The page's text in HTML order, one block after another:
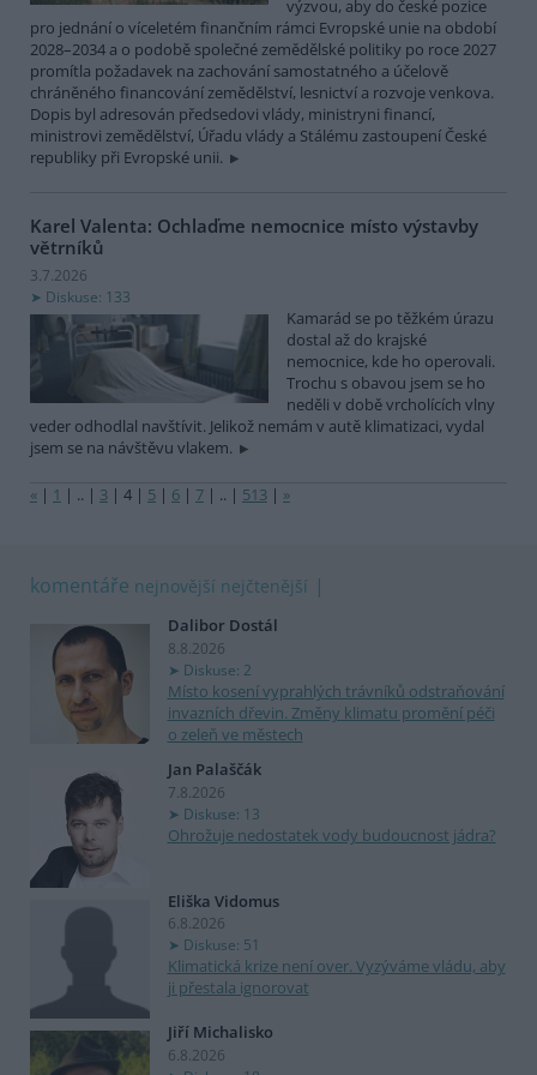
výzvou, aby do české pozice
pro jednání o víceletém finančním rámci Evropské unie na období
2028–2034 a o podobě společné zemědělské politiky po roce 2027
promítla požadavek na zachování samostatného a účelově
chráněného financování zemědělství, lesnictví a rozvoje venkova.
Dopis byl adresován předsedovi vlády, ministryni financí,
ministrovi zemědělství, Úřadu vlády a Stálému zastoupení České
republiky při Evropské unii.
Karel Valenta: Ochlaďme nemocnice místo výstavby
větrníků
3.7.2026
Diskuse: 133
Kamarád se po těžkém úrazu
dostal až do krajské
nemocnice, kde ho operovali.
Trochu s obavou jsem se ho
neděli v době vrcholících vlny
veder odhodlal navštívit. Jelikož nemám v autě klimatizaci, vydal
jsem se na návštěvu vlakem.
« | 1 | .. | 3 | 4 | 5 | 6 | 7 | .. | 513 | »
komentáře nejnovější nejčtenější
Dalibor Dostál
8.8.2026
Diskuse: 2
Místo kosení vyprahlých trávníků odstraňování
invazních dřevin. Změny klimatu promění péči
o zeleň ve městech
Jan Palaščák
7.8.2026
Diskuse: 13
Ohrožuje nedostatek vody budoucnost jádra?
Eliška Vidomus
6.8.2026
Diskuse: 51
Klimatická krize není over. Vyzýváme vládu, aby
ji přestala ignorovat
Jiří Michalisko
6.8.2026